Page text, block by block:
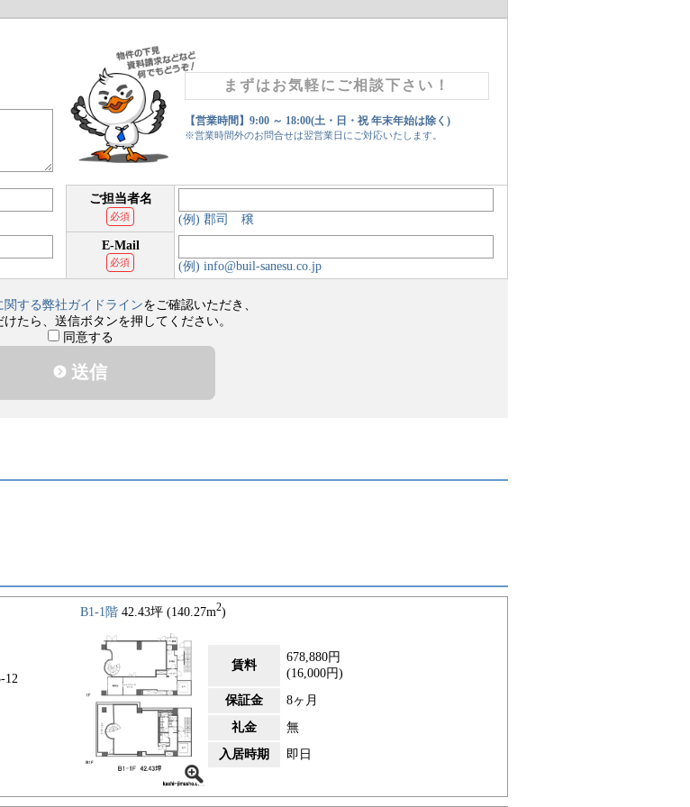
まずはお気軽にご相談下さい！
【営業時間】9:00 ～ 18:00(土・日・祝 年末年始は除く)
※営業時間外のお問合せは翌営業日にご対応いたします。
ご担当者名
必須
(例) 郡司 穣
E-Mail
必須 (例) info@buil-sanesu.co.jp
関する弊社ガイドラインをご確認いただき、
けたら、送信ボタンを押してください。
同意する
送信
B1-1階 42.43坪 (140.27m2)
12
賃料
678,880円
(16,000円)
保証金
8ヶ月
礼金
無
入居時期
即日